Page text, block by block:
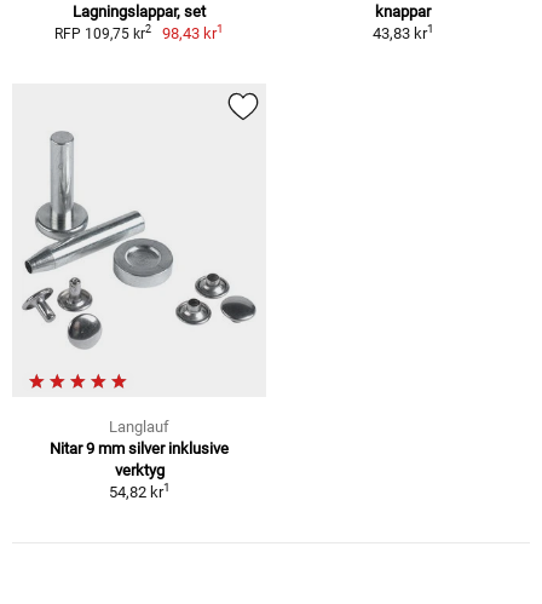
Lagningslappar, set
RFP 109,75 kr2 98,43 kr1
knappar
43,83 kr1
Langlauf
Nitar 9 mm silver inklusive
verktyg
54,82 kr1